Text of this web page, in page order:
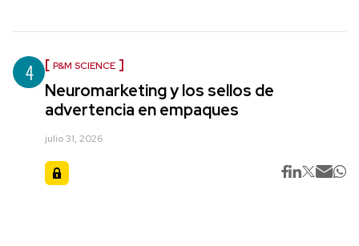
4 P&M SCIENCE
Neuromarketing y los sellos de
advertencia en empaques
julio 31, 2026